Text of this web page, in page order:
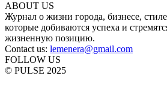
ABOUT US
Журнал о жизни города, бизнесе,
которые добиваются успеха и
жизненную позицию.
Contact us: lemenera@gmail.com
FOLLOW US
© PULSE 2025